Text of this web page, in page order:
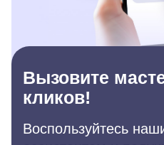
Вызовите
кликов!
Воспользуйтесь